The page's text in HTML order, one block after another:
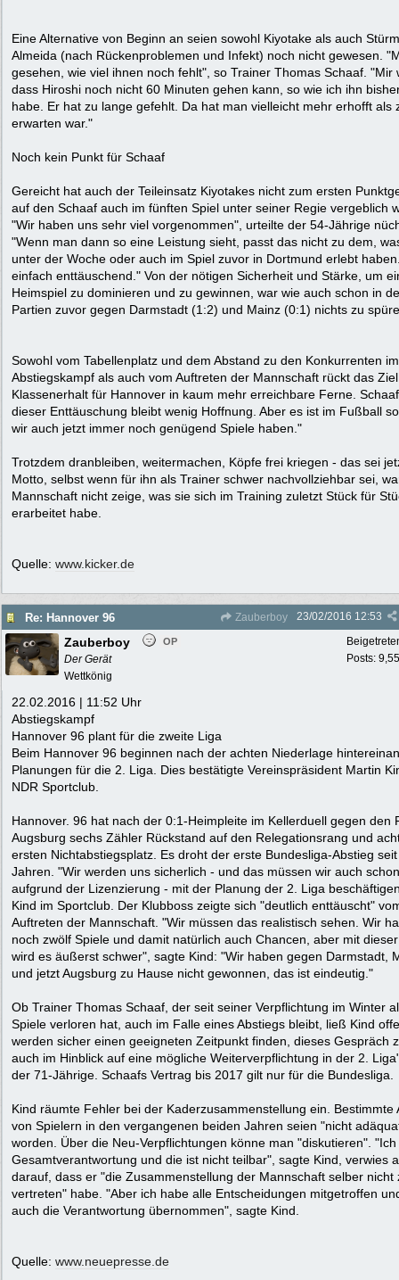
Eine Alternative von Beginn an seien sowohl Kiyotake als auch
Almeida (nach Rückenproblemen und Infekt) noch nicht gewesen.
gesehen, wie viel ihnen noch fehlt", so Trainer Thomas Schaaf. "Mir
dass Hiroshi noch nicht 60 Minuten gehen kann, so wie ich ihn
habe. Er hat zu lange gefehlt. Da hat man vielleicht mehr erhofft als
erwarten war."
Noch kein Punkt für Schaaf
Gereicht hat auch der Teileinsatz Kiyotakes nicht zum ersten
auf den Schaaf auch im fünften Spiel unter seiner Regie vergeblich
"Wir haben uns sehr viel vorgenommen", urteilte der 54-Jährige
"Wenn man dann so eine Leistung sieht, passt das nicht zu dem,
unter der Woche oder auch im Spiel zuvor in Dortmund erlebt
einfach enttäuschend." Von der nötigen Sicherheit und Stärke, um
Heimspiel zu dominieren und zu gewinnen, war wie auch schon in
Partien zuvor gegen Darmstadt (1:2) und Mainz (0:1) nichts zu
Sowohl vom Tabellenplatz und dem Abstand zu den Konkurrenten im
Abstiegskampf als auch vom Auftreten der Mannschaft rückt das Ziel
Klassenerhalt für Hannover in kaum mehr erreichbare Ferne.
dieser Enttäuschung bleibt wenig Hoffnung. Aber es ist im Fußball
wir auch jetzt immer noch genügend Spiele haben."
Trotzdem dranbleiben, weitermachen, Köpfe frei kriegen - das sei
Motto, selbst wenn für ihn als Trainer schwer nachvollziehbar sei,
Mannschaft nicht zeige, was sie sich im Training zuletzt Stück für
erarbeitet habe.
Quelle: www.kicker.de
Re: Hannover 96 Zauberboy 23/02/2016 12:53
Posts:
Zauberboy OP
Der Gerät
Wettkönig
22.02.2016 | 11:52 Uhr
Abstiegskampf
Hannover 96 plant für die zweite Liga
Beim Hannover 96 beginnen nach der achten Niederlage
Planungen für die 2. Liga. Dies bestätigte Vereinspräsident Martin
NDR Sportclub.
Hannover. 96 hat nach der 0:1-Heimpleite im Kellerduell gegen den
Augsburg sechs Zähler Rückstand auf den Relegationsrang und
ersten Nichtabstiegsplatz. Es droht der erste Bundesliga-Abstieg
Jahren. "Wir werden uns sicherlich - und das müssen wir auch
aufgrund der Lizenzierung - mit der Planung der 2. Liga
Kind im Sportclub. Der Klubboss zeigte sich "deutlich enttäuscht"
Auftreten der Mannschaft. "Wir müssen das realistisch sehen. Wir
noch zwölf Spiele und damit natürlich auch Chancen, aber mit
wird es äußerst schwer", sagte Kind: "Wir haben gegen Darmstadt,
und jetzt Augsburg zu Hause nicht gewonnen, das ist eindeutig."
Ob Trainer Thomas Schaaf, der seit seiner Verpflichtung im Winter
Spiele verloren hat, auch im Falle eines Abstiegs bleibt, ließ Kind
werden sicher einen geeigneten Zeitpunkt finden, dieses Gespräch
auch im Hinblick auf eine mögliche Weiterverpflichtung in der 2.
der 71-Jährige. Schaafs Vertrag bis 2017 gilt nur für die Bundesliga.
Kind räumte Fehler bei der Kaderzusammenstellung ein. Bestimmte
von Spielern in den vergangenen beiden Jahren seien "nicht
worden. Über die Neu-Verpflichtungen könne man "diskutieren".
Gesamtverantwortung und die ist nicht teilbar", sagte Kind, verwies
darauf, dass er "die Zusammenstellung der Mannschaft selber nicht
vertreten" habe. "Aber ich habe alle Entscheidungen mitgetroffen
auch die Verantwortung übernommen", sagte Kind.
Quelle: www.neuepresse.de